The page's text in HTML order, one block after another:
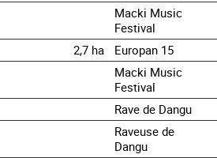
Macki Music
Festival
2,7 ha Europan 15
Macki Music
Festival
Rave de Dangu
Raveuse de
Dangu